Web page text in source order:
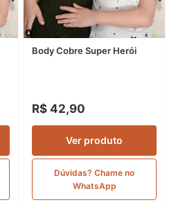
Body Cobre Super Herói
R$ 42,90
Ver produto
Dúvidas? Chame no
WhatsApp